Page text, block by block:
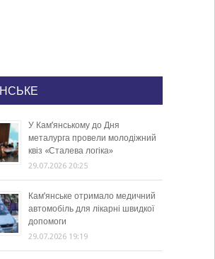
У Кам’янському до Дня
металурга провели молодіжний
квіз «Сталева логіка»
29.07.2026 20:25
Кам’янське отримало медичний
автомобіль для лікарні швидкої
допомоги
29.07.2026 19:19